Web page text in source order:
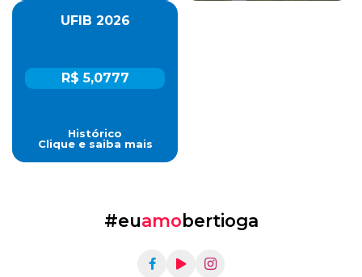
UFIB 2026
R$ 5,0777
Histórico
Clique e saiba mais
#euamobertioga